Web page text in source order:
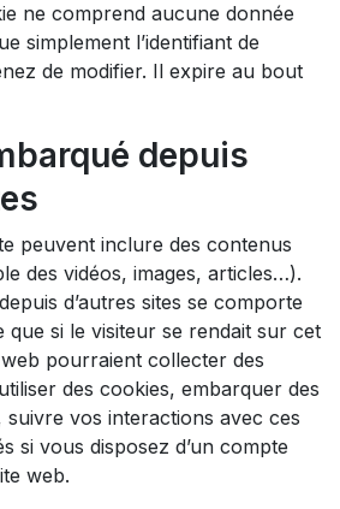
ne comprend aucune donnée
simplement l’identifiant de
de modifier. Il expire au bout
depuis
peuvent inclure des contenus
des vidéos, images, articles…).
d’autres sites se comporte
que si le visiteur se rendait sur cet
pourraient collecter des
des cookies, embarquer des
suivre vos interactions avec ces
si vous disposez d’un compte
web.